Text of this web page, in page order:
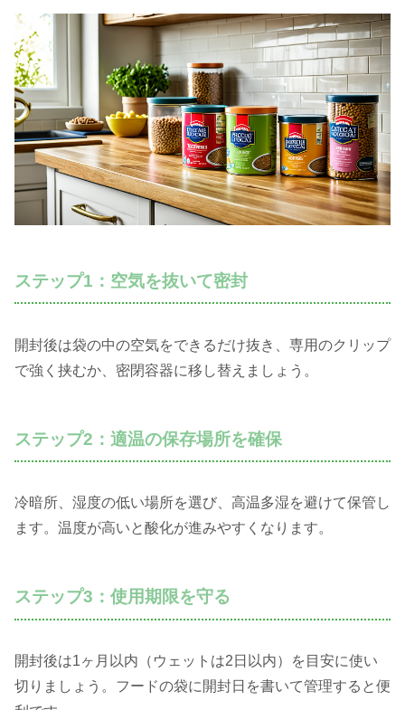
ステップ1：空気を抜いて密封
開封後は袋の中の空気をできるだけ抜き、専用のクリップ
で強く挟むか、密閉容器に移し替えましょう。
ステップ2：適温の保存場所を確保
冷暗所、湿度の低い場所を選び、高温多湿を避けて保管し
ます。温度が高いと酸化が進みやすくなります。
ステップ3：使用期限を守る
開封後は1ヶ月以内（ウェットは2日以内）を目安に使い
切りましょう。フードの袋に開封日を書いて管理すると便